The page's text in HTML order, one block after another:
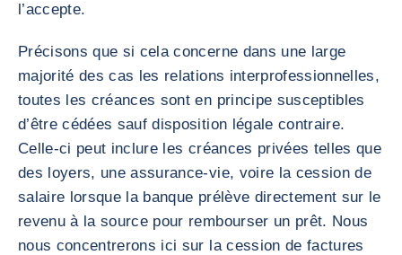
l’accepte.
Précisons que si cela concerne dans une large
majorité des cas les relations interprofessionnelles,
toutes les créances sont en principe susceptibles
d’être cédées sauf disposition légale contraire.
Celle-ci peut inclure les créances privées telles que
des loyers, une assurance-vie, voire la cession de
salaire lorsque la banque prélève directement sur le
revenu à la source pour rembourser un prêt. Nous
nous concentrerons ici sur la cession de factures